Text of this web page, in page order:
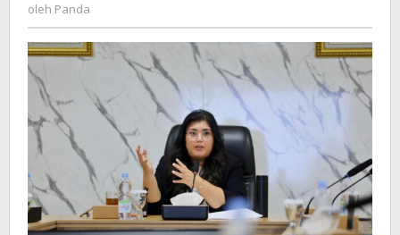
oleh Panda